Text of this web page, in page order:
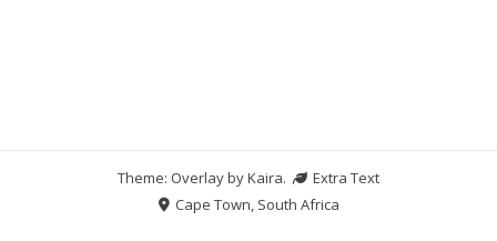
Theme: Overlay byKaira.
Extra Text
Cape Town, South Africa